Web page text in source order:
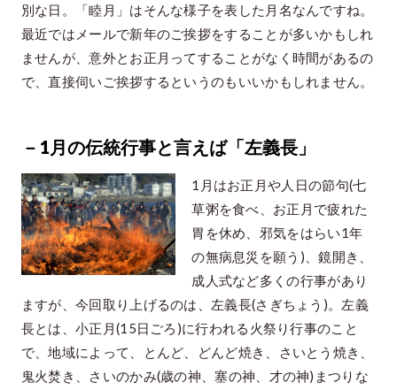
別な日。「睦月」はそんな様子を表した月名なんですね。
最近ではメールで新年のご挨拶をすることが多いかもしれ
ませんが、意外とお正月ってすることがなく時間があるの
で、直接伺いご挨拶するというのもいいかもしれません。
－1月の伝統行事と言えば「左義長」
1月はお正月や人日の節句(七
草粥を食べ、お正月で疲れた
胃を休め、邪気をはらい1年
の無病息災を願う)、鏡開き、
成人式など多くの行事があり
ますが、今回取り上げるのは、左義長(さぎちょう)。左義
長とは、小正月(15日ごろ)に行われる火祭り行事のこと
で、地域によって、とんど、どんど焼き、さいとう焼き、
鬼火焚き、さいのかみ(歳の神、塞の神、才の神)まつりな